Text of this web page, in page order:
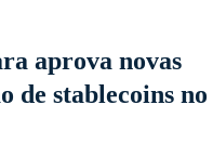
aprova novas
de stablecoins no